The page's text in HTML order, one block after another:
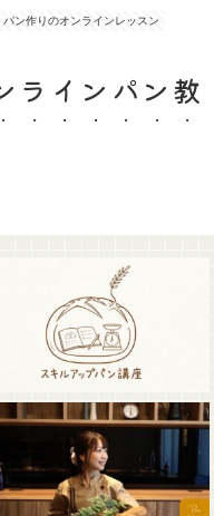
ン作りのオンラインレッスン
ラインパン教